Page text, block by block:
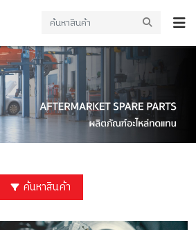
ค้นหาสินค้า